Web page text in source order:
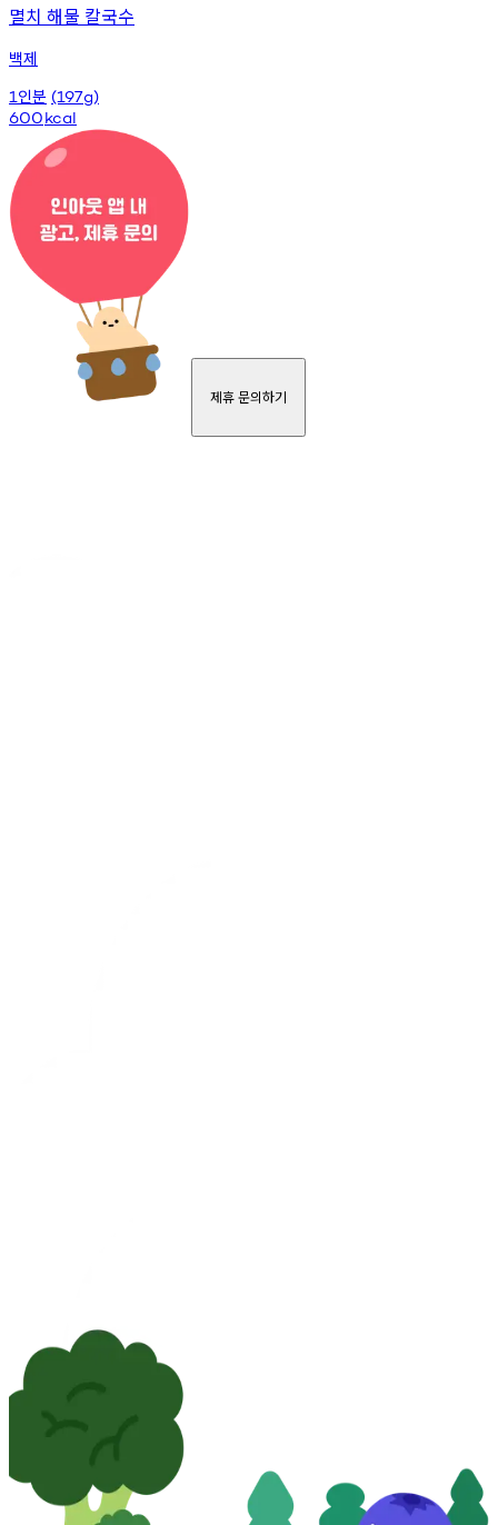
멸치 해물 칼국수
백제
1 인분 (197g)
600kcal
제휴 문의하기